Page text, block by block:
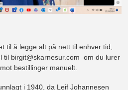
til å legge alt på nett til enhver tid,
til birgit@skarnesur.com om du lurer
bestillinger manuelt.
i 1940, da Leif Johannesen